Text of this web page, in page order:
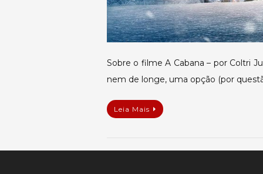
Sobre o filme A Cabana – por Coltri
nem de longe, uma opção (por
Leia Mais